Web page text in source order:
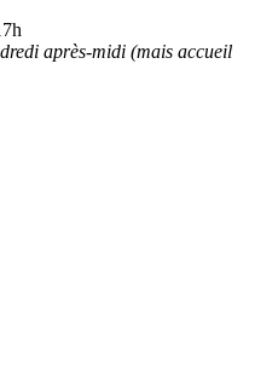
après-midi (mais accueil